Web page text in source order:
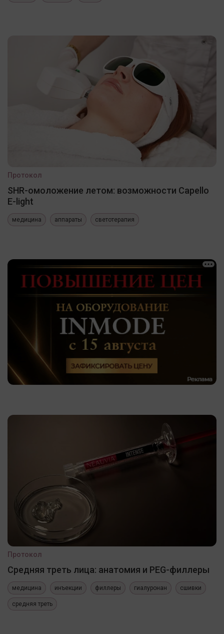
Протокол
SHR-омоложение летом: возможности Capello
E-light
медицина аппараты светотерапия
Протокол
Средняя треть лица: анатомия и PEG-филлеры
медицина инъекции филлеры гиалуронан сшивки
средняя треть